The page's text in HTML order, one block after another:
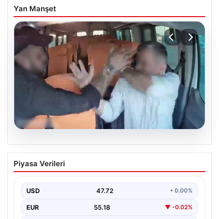
Yan Manşet
Adıyaman’da Yol Tartışması Kanlı Bitti:
Minibüs Şoförüne Saldırı Düzeni
Otogarı yakınlarında yaşanan olayda, iki kişi arasındaki
yol…
Piyasa Verileri
USD 47.72 • 0.00%
EUR 55.18 ▼ -0.02%